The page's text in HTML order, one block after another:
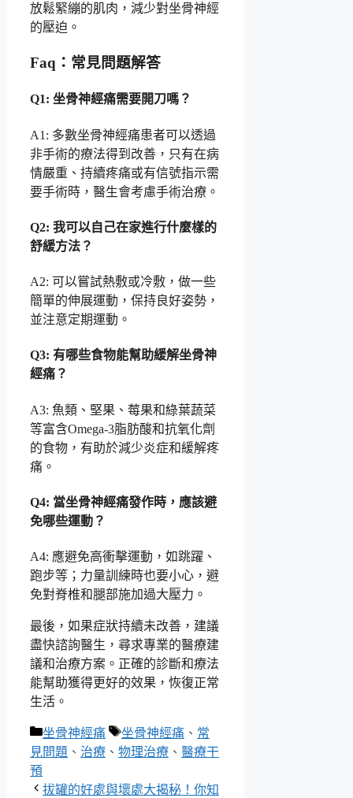
放鬆緊繃的肌肉，減少對坐骨神經
的壓迫。
Faq：常見問題解答
Q1: 坐骨神經痛需要開刀嗎？
A1: 多數坐骨神經痛患者可以透過
非手術的療法得到改善，只有在病
情嚴重、持續疼痛或有信號指示需
要手術時，醫生會考慮手術治療。
Q2: 我可以自己在家進行什麼樣的
舒緩方法？
A2: 可以嘗試熱敷或冷敷，做一些
簡單的伸展運動，保持良好姿勢，
並注意定期運動。
Q3: 有哪些食物能幫助緩解坐骨神
經痛？
A3: 魚類、堅果、莓果和綠葉蔬菜
等富含Omega-3脂肪酸和抗氧化劑
的食物，有助於減少炎症和緩解疼
痛。
Q4: 當坐骨神經痛發作時，應該避
免哪些運動？
A4: 應避免高衝擊運動，如跳躍、
跑步等；力量訓練時也要小心，避
免對脊椎和腿部施加過大壓力。
最後，如果症狀持續未改善，建議
盡快諮詢醫生，尋求專業的醫療建
議和治療方案。正確的診斷和療法
能幫助獲得更好的效果，恢復正常
生活。
分
類
坐骨神經痛
標
籤
坐骨神經痛 、 常
見問題 、 治療 、 物理治療 、 醫療干
預
拔罐的好處與壞處大揭秘！你知